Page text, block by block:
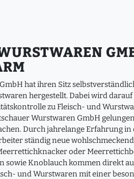
hat ihren Sitz
hergestellt. Dabei wird
zu Fleisch- und
Wurstwaren GmbH
Durch jahrelange Erfahrung
ständig neue
oder
sowie Knoblauch kommen direkt
und Wurstwaren mit einer